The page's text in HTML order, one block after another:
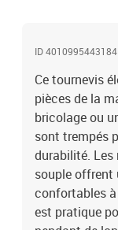
ID 4010995443184
Ce tournevis
pièces de la
bricolage ou
sont trempés
durabilité. Les
souple offrent
confortables
est pratique